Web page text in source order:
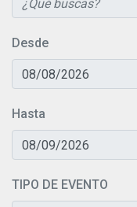
Desde
Hasta
TIPO DE EVENTO